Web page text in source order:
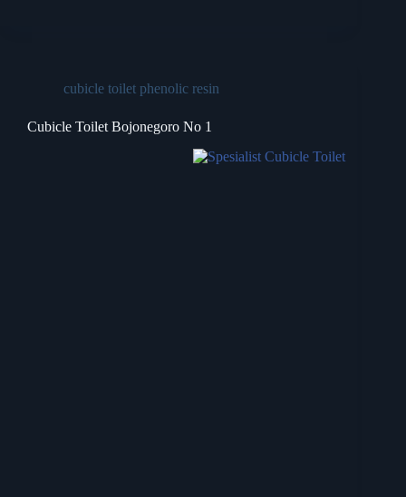
cubicle toilet phenolic resin
Cubicle Toilet Bojonegoro No 1